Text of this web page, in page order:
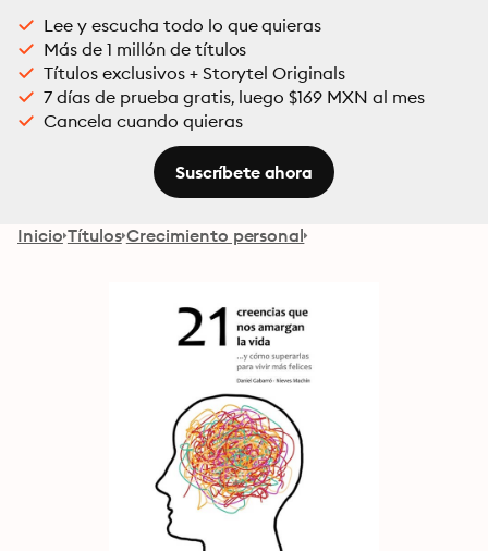
Lee y escucha todo lo que quieras
Más de 1 millón de títulos
Títulos exclusivos + Storytel Originals
7 días de prueba gratis, luego $169 MXN al mes
Cancela cuando quieras
Suscríbete ahora
Inicio Títulos Crecimiento personal